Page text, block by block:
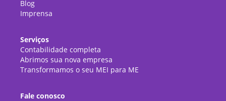
Blog
Imprensa
Serviços
Contabilidade completa
Abrimos sua nova empresa
Transformamos o seu MEI para ME
Fale conosco